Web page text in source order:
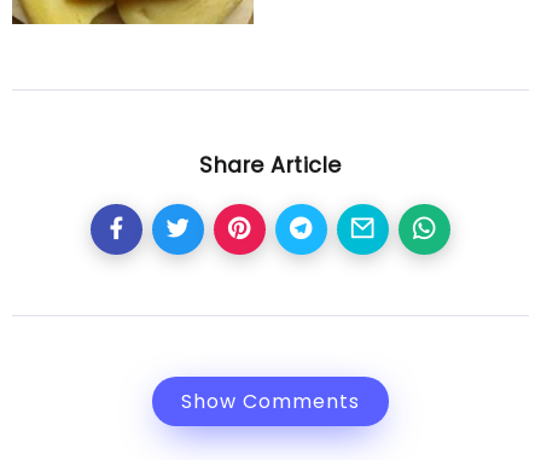
Share Article
Show Comments